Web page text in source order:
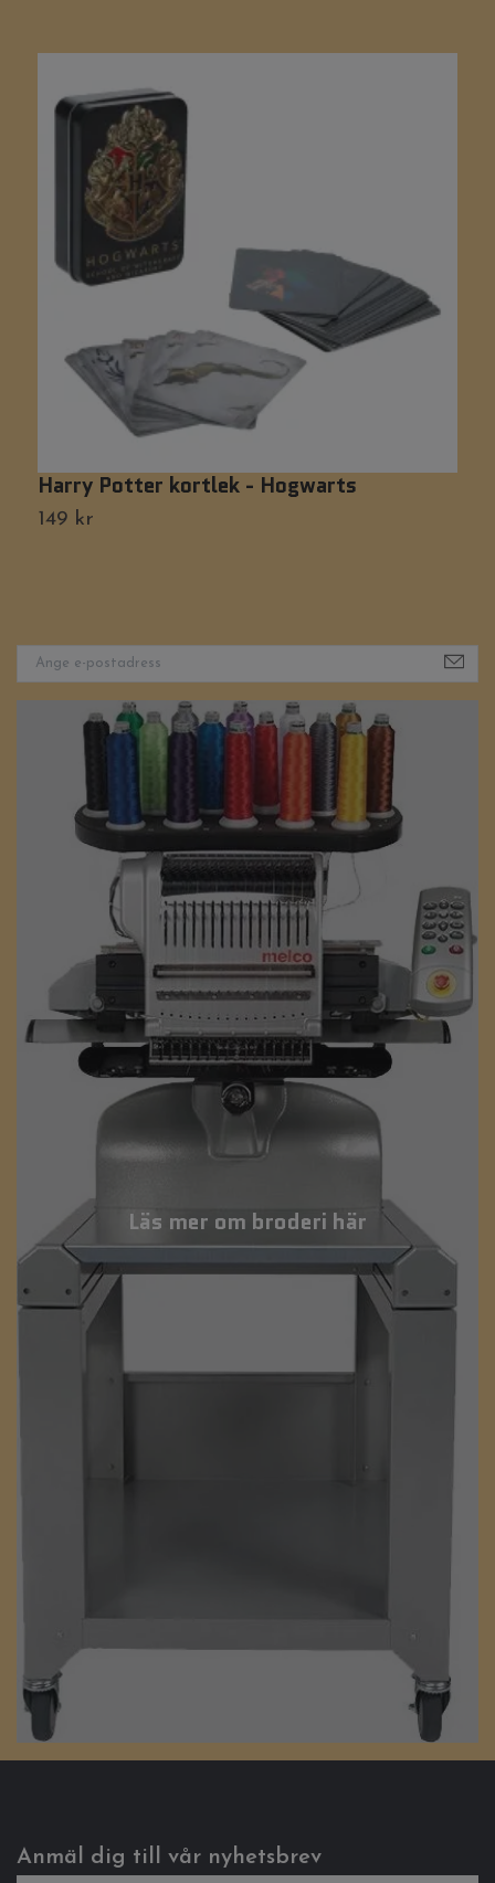
Läs mer om broderi här
Harry Potter kortlek - Hogwarts
149 kr
Anmäl dig till vår nyhetsbrev